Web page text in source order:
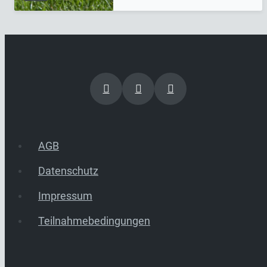
AGB
Datenschutz
Impressum
Teilnahmebedingungen